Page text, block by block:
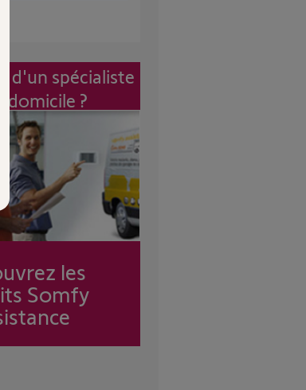
d'un spécialiste
domicile ?
les
Somfy